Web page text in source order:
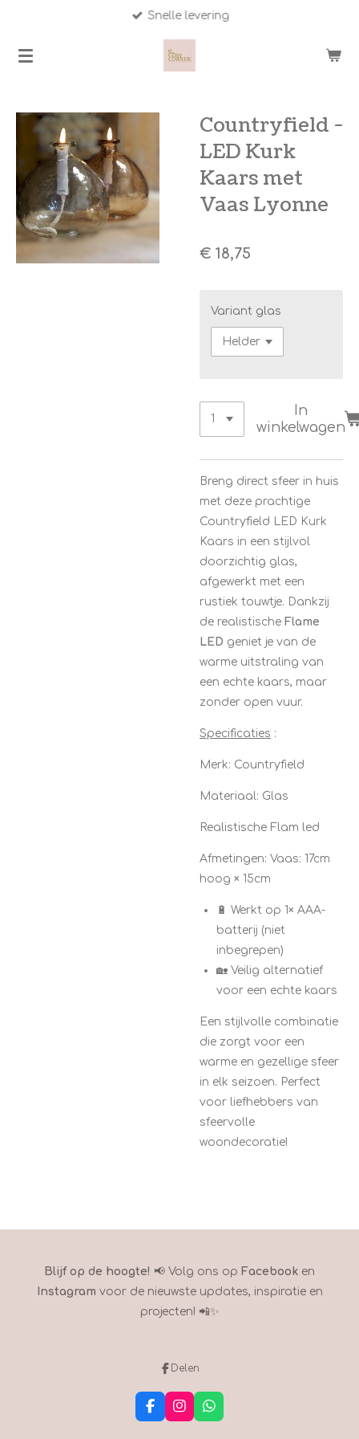
naar
Snelle levering
Countryfield -
LED Kurk
Kaars met
Vaas Lyonne
€ 18,75
Variant glas
In
winkelwagen
Breng direct sfeer in huis
met deze prachtige
Countryfield LED Kurk
Kaars in een stijlvol
doorzichtig glas,
afgewerkt met een
rustiek touwtje. Dankzij
de realistische Flame
LED geniet je van de
warme uitstraling van
een echte kaars, maar
zonder open vuur.
Specificaties :
Merk: Countryfield
Materiaal: Glas
Realistische Flam led
Afmetingen: Vaas: 17cm
hoog × 15cm
🔋 Werkt op 1× AAA-
batterij (niet
inbegrepen)
🏡 Veilig alternatief
voor een echte kaars
Een stijlvolle combinatie
die zorgt voor een
warme en gezellige sfeer
in elk seizoen. Perfect
voor liefhebbers van
sfeervolle
woondecoratie!
Blijf op de hoogte! 📢 Volg ons op Facebook en
Instagram voor de nieuwste updates, inspiratie en
projecten! 📲✨
Delen
F
a
I
n
W
h